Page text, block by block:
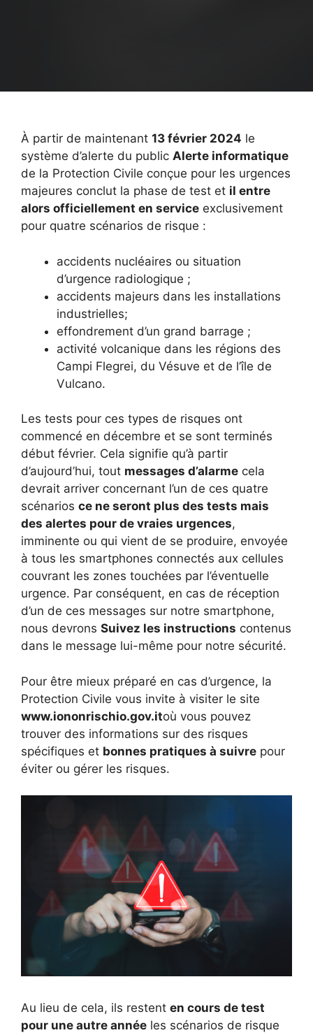
À partir de maintenant 13 février 2024 le
système d’alerte du public Alerte informatique
de la Protection Civile conçue pour les urgences
majeures conclut la phase de test et il entre
alors officiellement en service exclusivement
pour quatre scénarios de risque :
accidents nucléaires ou situation
d’urgence radiologique ;
accidents majeurs dans les installations
industrielles;
effondrement d’un grand barrage ;
activité volcanique dans les régions des
Campi Flegrei, du Vésuve et de l’île de
Vulcano.
Les tests pour ces types de risques ont
commencé en décembre et se sont terminés
début février. Cela signifie qu’à partir
d’aujourd’hui, tout messages d’alarme cela
devrait arriver concernant l’un de ces quatre
scénarios ce ne seront plus des tests mais
des alertes pour de vraies urgences,
imminente ou qui vient de se produire, envoyée
à tous les smartphones connectés aux cellules
couvrant les zones touchées par l’éventuelle
urgence. Par conséquent, en cas de réception
d’un de ces messages sur notre smartphone,
nous devrons Suivez les instructions contenus
dans le message lui-même pour notre sécurité.
Pour être mieux préparé en cas d’urgence, la
Protection Civile vous invite à visiter le site
www.iononrischio.gov.itoù vous pouvez
trouver des informations sur des risques
spécifiques et bonnes pratiques à suivre pour
éviter ou gérer les risques.
Au lieu de cela, ils restent en cours de test
pour une autre année les scénarios de risque